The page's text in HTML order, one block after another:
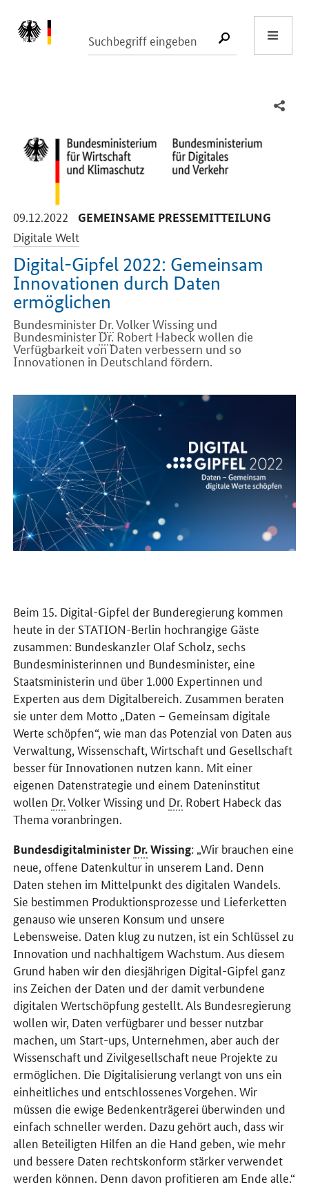
SUCHE
09.12.2022 -
GEMEINSAME PRESSEMITTEILUNG
Digitale Welt
Digital-Gipfel 2022: Gemeinsam
Innovationen durch Daten
ermöglichen
Bundesminister Dr.Volker Wissing und
BundesministerDr. Robert Habeck wollen die
Verfügbarkeit von Daten verbessern und so
Innovationen in Deutschland fördern.
Beim 15. Digital-Gipfel der Bunderegierung kommen
heute in der STATION-Berlin hochrangige Gäste
zusammen: Bundeskanzler Olaf Scholz, sechs
Bundesministerinnen und Bundesminister, eine
Staatsministerin und über 1.000 Expertinnen und
Experten aus dem Digitalbereich. Zusammen beraten
sie unter dem Motto „Daten – Gemeinsam digitale
Werte schöpfen“, wie man das Potenzial von Daten aus
Verwaltung, Wissenschaft, Wirtschaft und Gesellschaft
besser für Innovationen nutzen kann. Mit einer
eigenen Datenstrategie und einem Dateninstitut
wollen Dr.Volker Wissing und Dr. Robert Habeck das
Thema voranbringen.
BundesdigitalministerDr.Wissing: „Wir brauchen eine
neue, offene Datenkultur in unserem Land. Denn
Daten stehen im Mittelpunkt des digitalen Wandels.
Sie bestimmen Produktionsprozesse und Lieferketten
genauso wie unseren Konsum und unsere
Lebensweise. Daten klug zu nutzen, ist ein Schlüssel zu
Innovation und nachhaltigem Wachstum. Aus diesem
Grund haben wir den diesjährigen Digital-Gipfel ganz
ins Zeichen der Daten und der damit verbundene
digitalen Wertschöpfung gestellt. Als Bundesregierung
wollen wir, Daten verfügbarer und besser nutzbar
machen, um Start-ups, Unternehmen, aber auch der
Wissenschaft und Zivilgesellschaft neue Projekte zu
ermöglichen. Die Digitalisierung verlangt von uns ein
einheitliches und entschlossenes Vorgehen. Wir
müssen die ewige Bedenkenträgerei überwinden und
einfach schneller werden. Dazu gehört auch, dass wir
allen Beteiligten Hilfen an die Hand geben, wie mehr
und bessere Daten rechtskonform stärker verwendet
werden können. Denn davon profitieren am Ende alle.“